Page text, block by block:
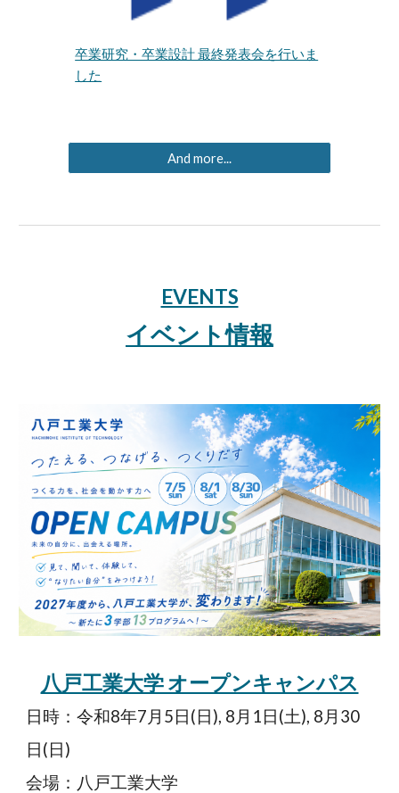
卒業研究・卒業設計 最終発表会を行いま
した
And more...
EVENTS
イベント情報
八戸工業大学 オープンキャンパス
日時：令和8年7 月 5日(日), 8月1日(土), 8月30
日(日)
会場： 八戸工業大学